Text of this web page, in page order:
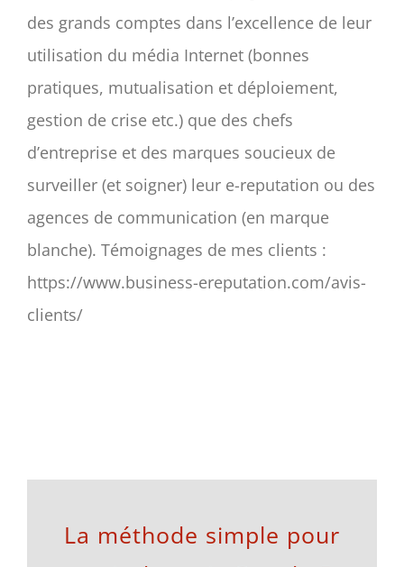
des grands comptes dans l’excellence de leur
utilisation du média Internet (bonnes
pratiques, mutualisation et déploiement,
gestion de crise etc.) que des chefs
d’entreprise et des marques soucieux de
surveiller (et soigner) leur e-reputation ou des
agences de communication (en marque
blanche). Témoignages de mes clients :
https://www.business-ereputation.com/avis-
clients/
La méthode simple pour